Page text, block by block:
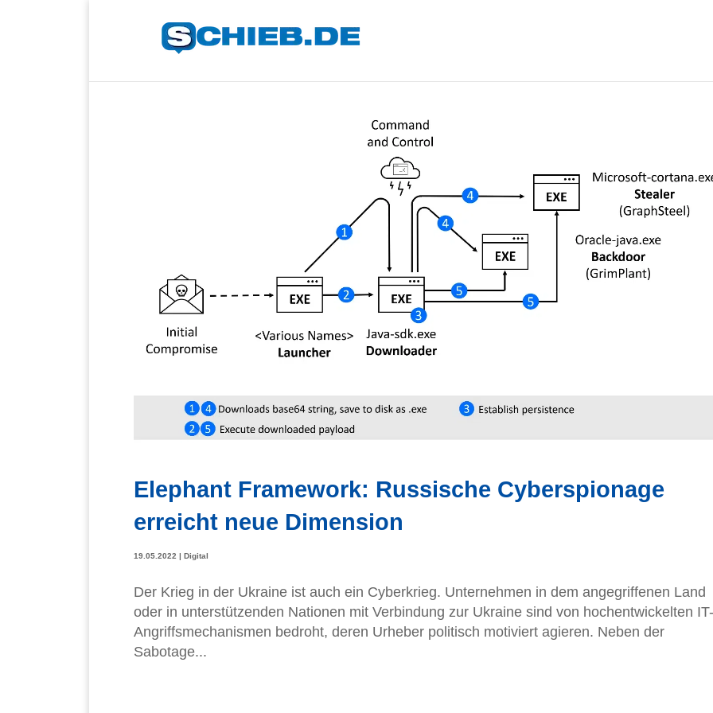
Elephant Framework: Russische Cyberspionage
erreicht neue Dimension
19.05.2022 | Digital
Der Krieg in der Ukraine ist auch ein Cyberkrieg. Unternehmen in dem angegriffenen Land
oder in unterstützenden Nationen mit Verbindung zur Ukraine sind von hochentwickelten IT-
Angriffsmechanismen bedroht, deren Urheber politisch motiviert agieren. Neben der
Sabotage...